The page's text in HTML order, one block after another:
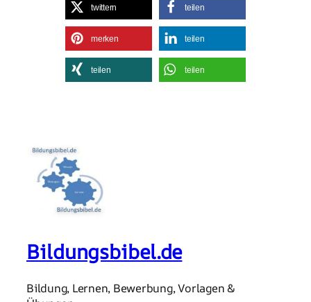
twittern teilen
merken teilen
teilen teilen
Bildungsbibel.de
Bildung, Lernen, Bewerbung, Vorlagen &